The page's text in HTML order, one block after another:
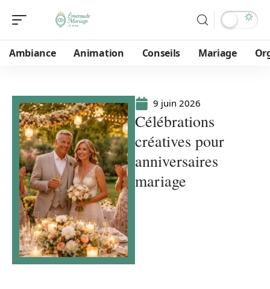
Ambiance Animation Conseils Mariage
9 juin 2026
Célébrations
créatives pour
anniversaires
mariage